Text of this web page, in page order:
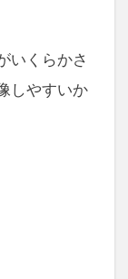
いくらかさ
しやすいか